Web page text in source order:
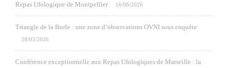
Repas Ufologique de Montpellier 16/06/2026
Triangle de la Burle : une zone d’observations OVNI sous enquête
28/03/2026
Conférence exceptionnelle aux Repas Ufologiques de Marseille : la